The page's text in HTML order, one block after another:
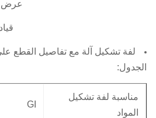
عرض coiler = ماكس.
لفة تشكيل آلة مع تفاصيل القطع على
الجدول:
مناسبة لفة تشكيل
المواد
GI